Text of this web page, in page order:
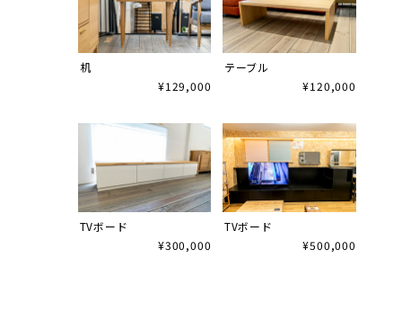
机
¥129,000
テーブル
¥120,000
TVボード
¥300,000
TVボード
¥500,000